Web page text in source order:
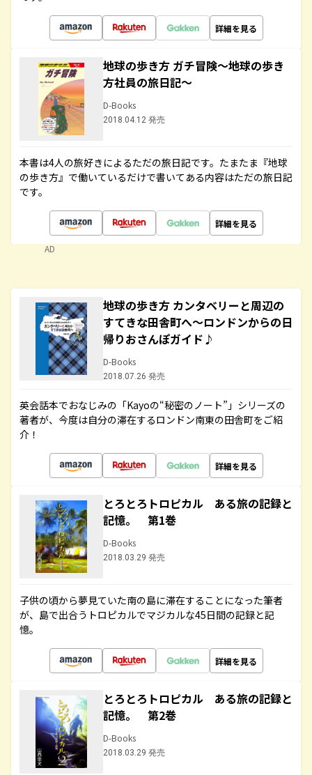
詳細を見る
地球の歩き方 ガチ冒険～地球の歩き
方社員の旅日記～
D-Books
2018.04.12 発売
本書は4人の旅好きによるただの旅日記です。たまたま『地球
の歩き方』で働いているだけで書いてある内容はただの旅日記
です。
詳細を見る
AD
地球の歩き方 カンタベリーと周辺の
すてきな田舎町へ～ロンドンからの日
帰りおさんぽガイド♪
D-Books
2018.07.26 発売
英会話本でおなじみの「Kayoの“秘密のノート”」シリーズの
著者が、今度は自分の滞在するロンドン南東の田舎町をご紹
介！
詳細を見る
とろとろトロピカル ある旅の記録と
記憶。 第1巻
D-Books
2018.03.29 発売
子供の頃から夢見ていた南の島に滞在することになった筆者
が、島で出合うトロピカルでマジカルな45日間の記録と記
憶。
詳細を見る
とろとろトロピカル ある旅の記録と
記憶。 第2巻
D-Books
2018.03.29 発売